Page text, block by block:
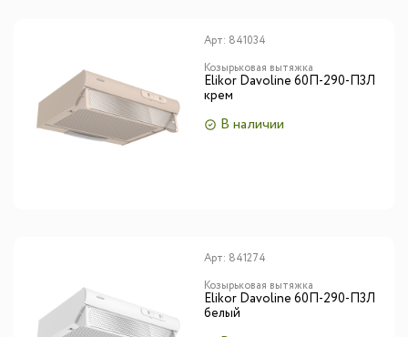
Арт: 841034
Козырьковая вытяжка
Elikor Davoline 60П-290-П3Л
крем
В наличии
Арт: 841274
Козырьковая вытяжка
Elikor Davoline 60П-290-П3Л
белый